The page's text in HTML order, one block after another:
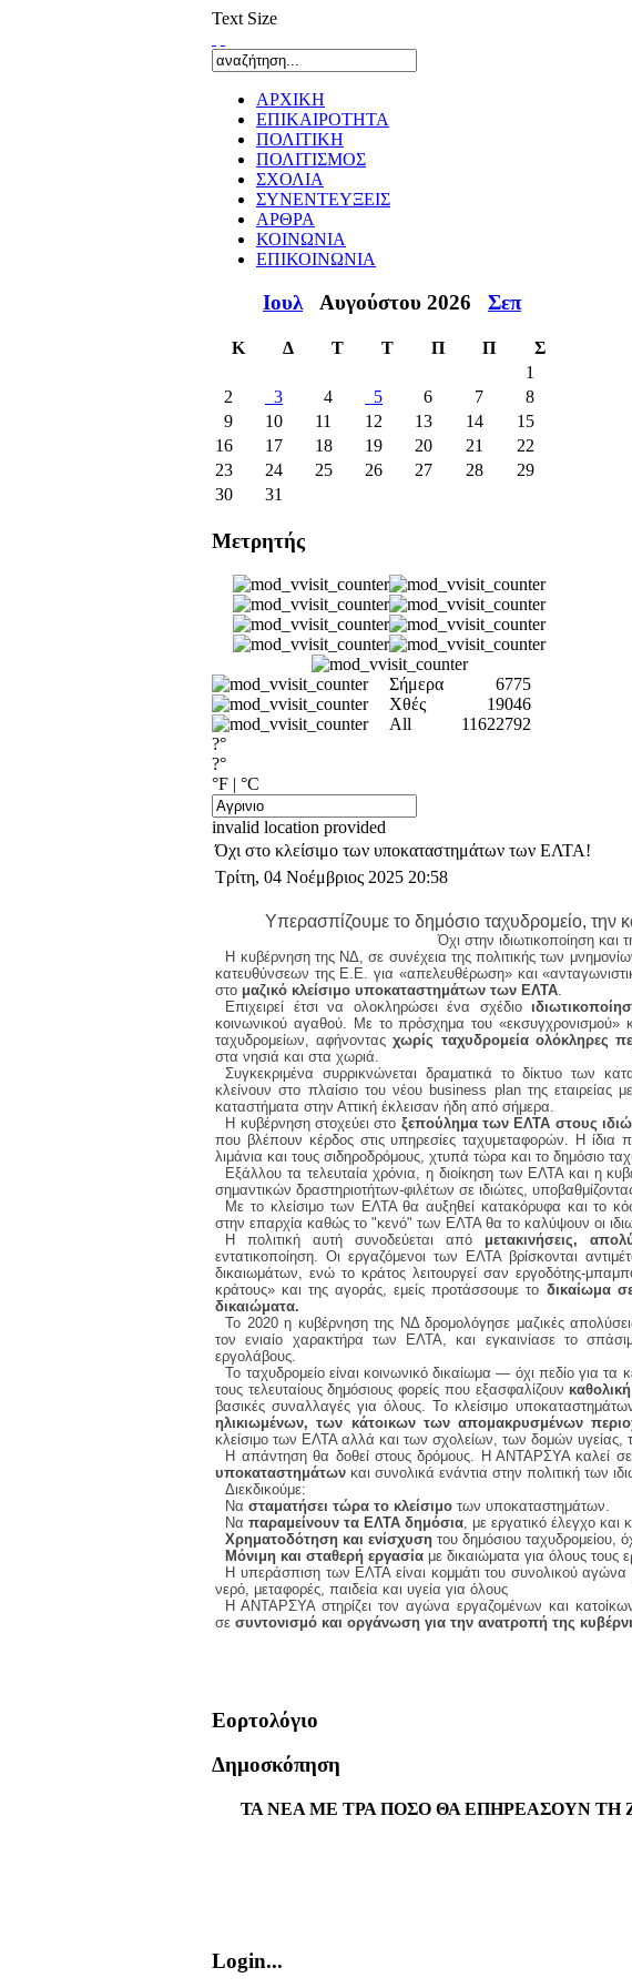
Text Size
ΑΡΧΙΚΗ
ΕΠΙΚΑΙΡΟΤΗΤΑ
ΠΟΛΙΤΙΚΗ
ΠΟΛΙΤΙΣΜΟΣ
ΣΧΟΛΙΑ
ΣΥΝΕΝΤΕΥΞΕΙΣ
ΑΡΘΡΑ
ΚΟΙΝΩΝΙΑ
ΕΠΙΚΟΙΝΩΝΙΑ
Ιουλ Αυγούστου 2026 Σεπ
Κ Δ Τ Τ Π Π
Σ
1
2
3 4 5 6 7
8
9
10 11 12 13 14
15
16
17 18 19 20 21
22
23
24 25 26 27 28
29
30
31
Μετρητής
Σήμερα
6775
Χθές
19046
All
11622792
?°
?°
°F | °C
invalid location provided
Όχι στο κλείσιμο των υποκαταστημάτων των ΕΛΤΑ!
Τρίτη, 04 Νοέμβριος 2025 20:58
Υπερασπίζουμε το δημόσιο ταχυδρομείο, την
Όχι στην ιδιωτικοποίηση και
Η κυβέρνηση της ΝΔ, σε συνέχεια της πολιτικής των
κατευθύνσεων της Ε.Ε. για «απελευθέρωση» και
στο μαζικό κλείσιμο υποκαταστημάτων των ΕΛΤΑ
Επιχειρεί έτσι να ολοκληρώσει ένα σχέδιο
κοινωνικού αγαθού. Με το πρόσχημα του «εκσυγχρονισμού»
ταχυδρομείων, αφήνονταςχωρίς ταχυδρομεία ολόκληρες
στα νησιά και στα χωριά.
Συγκεκριμένα συρρικνώνεται δραματικά το δίκτυο των
κλείνουν στο πλαίσιο του νέου business plan της εταιρείας
καταστήματα στην Αττική έκλεισαν ήδη από σήμερα.
Η κυβέρνηση στοχεύει στο ξεπούλημα των ΕΛΤΑ στους
που βλέπουν κέρδος στις υπηρεσίες ταχυμεταφορών. Η ίδια
λιμάνια και τους σιδηροδρόμους, χτυπά τώρα και το δημόσιο
Εξάλλου τα τελευταία χρόνια, η διοίκηση των ΕΛΤΑ και η
σημαντικών δραστηριοτήτων-φιλέτων σε ιδιώτες,
Με το κλείσιμο των ΕΛΤΑ θα αυξηθεί κατακόρυφα και το
στην επαρχία καθώς το "κενό" των ΕΛΤΑ θα το καλύψουν οι
Η πολιτική αυτή συνοδεύεται από μετακινήσεις,
εντατικοποίηση. Οι εργαζόμενοι των ΕΛΤΑ βρίσκονται
δικαιωμάτων, ενώ το κράτος λειτουργεί σαν εργοδότης-
κράτους» και της αγοράς, εμείς προτάσσουμε το δικαίωμα
δικαιώματα.
Το 2020 η κυβέρνηση της ΝΔ δρομολόγησε μαζικές
τον ενιαίο χαρακτήρα των ΕΛΤΑ, και εγκαινίασε το
εργολάβους.
Το ταχυδρομείο είναι κοινωνικό δικαίωμα — όχι πεδίο για
τους τελευταίους δημόσιους φορείς που εξασφαλίζουν
βασικές συναλλαγές για όλους. Το κλείσιμο
ηλικιωμένων, των κάτοικων των απομακρυσμένων
κλείσιμο των ΕΛΤΑ αλλά και των σχολείων, των δομών υγείας,
Η απάντηση θα δοθεί στους δρόμους. Η ΑΝΤΑΡΣΥΑ καλεί σε
υποκαταστημάτων και συνολικά ενάντια στην πολιτική των
Διεκδικούμε:
Νασταματήσει τώρα το κλείσιμο των υποκαταστημάτων.
Ναπαραμείνουν τα ΕΛΤΑ δημόσια , με εργατικό έλεγχο
Χρηματοδότηση και ενίσχυση του δημόσιου ταχυδρομείου,
Μόνιμη και σταθερή εργασία με δικαιώματα για όλους τους
Η υπεράσπιση των ΕΛΤΑ είναι κομμάτι του συνολικού αγώνα
νερό, μεταφορές, παιδεία και υγεία για όλους
Η ΑΝΤΑΡΣΥΑ στηρίζει τον αγώνα εργαζομένων και
σε συντονισμό και οργάνωση για την ανατροπή της
Εορτολόγιο
Δημοσκόπηση
ΤΑ ΝΕΑ ΜΕ ΤΡΑ ΠΟΣΟ ΘΑ ΕΠΗΡΕΑΣΟΥΝ ΤΗ
Login...